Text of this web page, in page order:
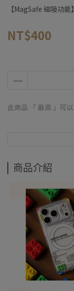
【MagSafe 磁吸功能】
NT$400
此商品 「 最高 」可
商品介紹